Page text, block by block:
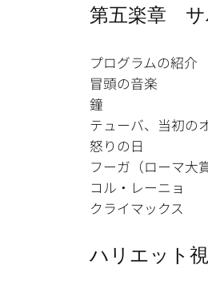
第五楽章 サ
プログラムの紹介
冒頭の音楽
鐘
テューバ、当初の
怒りの日
フーガ（ローマ大
コル・レーニョ
クライマックス
ハリエット